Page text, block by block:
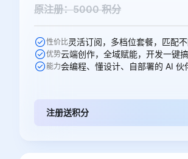
原注册：5000 积分
性价比灵活订阅，多档位套餐，匹配
优势云端创作，全域赋能，开发一键
能力会编程、懂设计、自部署的 AI 伙
注册送积分